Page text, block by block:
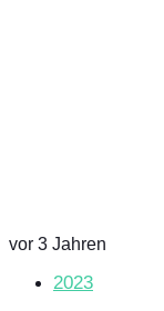
vor 3 Jahren
2023